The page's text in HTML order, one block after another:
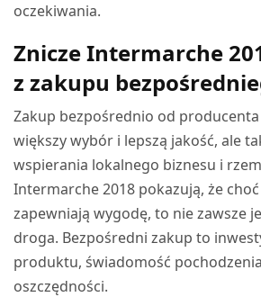
oczekiwania.
Znicze Intermarche
z zakupu
Zakup bezpośrednio od
większy wybór i lepszą jakość, ale
wspierania lokalnego biznesu i
Intermarche 2018 pokazują, że
zapewniają wygodę, to nie zawsze
droga. Bezpośredni zakup to
produktu, świadomość
oszczędności.